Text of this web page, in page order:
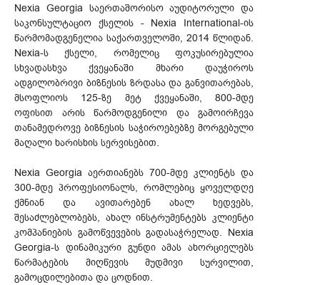
Nexia Georgia საერთაშორისო აუდიტორული და
საკონსულტაციო ქსელის - Nexia International-ის
წარმომადგენელია საქართველოში, 2014 წლიდან.
Nexia-ს ქსელი, რომელიც ფოკუსირებულია
სხვადასხვა ქვეყანაში მხარი დაუჭიროს
ადგილობრივი ბიზნესის ზრდასა და განვითარებას,
მსოფლიოს 125-ზე მეტ ქვეყანაში, 800-მდე
ოფისით არის წარმოდგენილი და გამოირჩევა
თანამედროვე ბიზნესის საჭიროებებზე მორგებული
მაღალი ხარისხის სერვისებით.
Nexia Georgia აერთიანებს 700-მდე კლიენტს და
300-მდე პროფესიონალს, რომლებიც ყოველდღე
ქმნიან და ავითარებენ ახალ ხედვებს,
შესაძლებლობებს, ახალ ინსტრუმენტებს კლიენტი
კომპანიების გამოწვევების გადასაჭრელად. Nexia
Georgia-ს დინამიკური გუნდი ამას ახორციელებს
წარმატების მიღწევის მუდმივი სურვილით,
გამოცდილებითა და ცოდნით.